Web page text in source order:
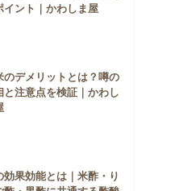
イント｜かわしま屋
のデメリットとは？噂の
と注意点を検証｜かわし
効果効能とは｜米酢・り